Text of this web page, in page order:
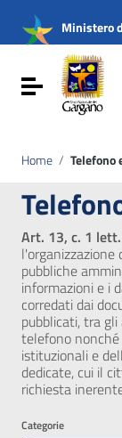
Vai al menu
Vai al footer
Ministero
Attiva /
Home / Telefono
Art. 13, c. 1
l'organizzazione
pubbliche
informazioni e i
corredati dai
pubblicati, tra
telefono
istituzionali e
dedicate, cui il
richiesta
Categorie